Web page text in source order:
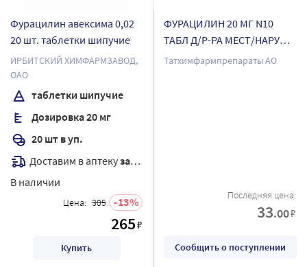
Фурацилин авексима 0,02
20 шт. таблетки шипучие
ИРБИТСКИЙ ХИМФАРМЗАВОД,
ОАО
таблетки шипучие
Дозировка 20 мг
20 шт в уп.
Доставим в аптекузавтра
В наличии
Цена: 305 13
265₽
Купить
ФУРАЦИЛИН 20 МГ N10
ТАБЛ Д/Р-РА МЕСТ/НАРУЖ
ПРИМ/Б/ЯЧЕЙК /
Татхимфармпрепараты АО
Последняя цена:
33.00₽
Сообщить о поступлении